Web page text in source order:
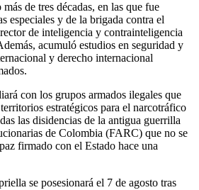
de tres décadas, en las que fue
especiales y de la brigada contra el
de inteligencia y contrainteligencia
acumuló estudios en seguridad y
y derecho internacional
con los grupos armados ilegales que
estratégicos para el narcotráfico
las disidencias de la antigua guerrilla
de Colombia (FARC) que no se
firmado con el Estado hace una
se posesionará el 7 de agosto tras